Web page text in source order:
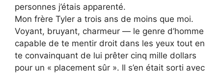
personnes j’étais apparenté.
Mon frère Tyler a trois ans de moins que moi.
Voyant, bruyant, charmeur — le genre d’homme
capable de te mentir droit dans les yeux tout en
te convainquant de lui prêter cinq mille dollars
pour un « placement sûr ». Il s’en était sorti avec